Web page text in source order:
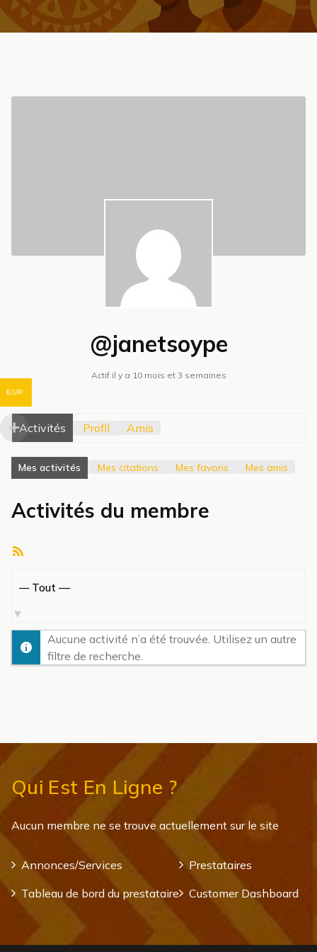
@janetsoype
Actif il y a 10 mois et 3 semaines
Activités Profil Amis
Mes activités Mes citations Mes favoris Mes amis
Activités du membre
par
activité:
Aucune activité n’a été trouvée. Utilisez un autre
filtre de recherche.
Qui Est En Ligne ?
Aucun membre ne se trouve actuellement sur le site
Annonces/Services
Prestataires
Tableau de bord du prestataire
Customer Dashboard
EUR